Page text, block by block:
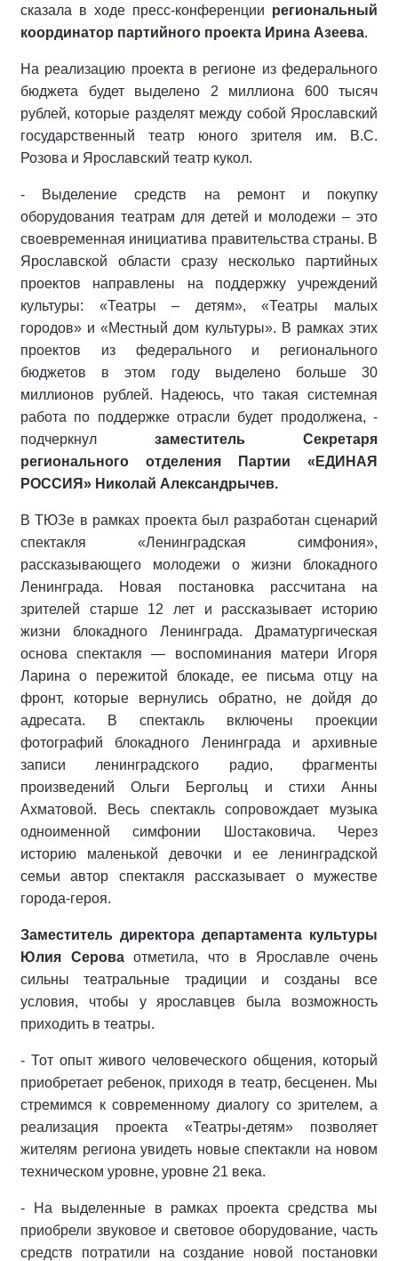
сказала в ходе пресс-конференции региональный
координатор партийного проекта Ирина Азеева.
На реализацию проекта в регионе из федерального
бюджета будет выделено 2 миллиона 600 тысяч
рублей, которые разделят между собой Ярославский
государственный театр юного зрителя им. В.С.
Розова и Ярославский театр кукол.
- Выделение средств на ремонт и покупку
оборудования театрам для детей и молодежи – это
своевременная инициатива правительства страны. В
Ярославской области сразу несколько партийных
проектов направлены на поддержку учреждений
культуры: «Театры – детям», «Театры малых
городов» и «Местный дом культуры». В рамках этих
проектов из федерального и регионального
бюджетов в этом году выделено больше 30
миллионов рублей. Надеюсь, что такая системная
работа по поддержке отрасли будет продолжена, -
подчеркнул заместитель Секретаря
регионального отделения Партии «ЕДИНАЯ
РОССИЯ» Николай Александрычев.
В ТЮЗе в рамках проекта был разработан сценарий
спектакля «Ленинградская симфония»,
рассказывающего молодежи о жизни блокадного
Ленинграда. Новая постановка рассчитана на
зрителей старше 12 лет и рассказывает историю
жизни блокадного Ленинграда. Драматургическая
основа спектакля — воспоминания матери Игоря
Ларина о пережитой блокаде, ее письма отцу на
фронт, которые вернулись обратно, не дойдя до
адресата. В спектакль включены проекции
фотографий блокадного Ленинграда и архивные
записи ленинградского радио, фрагменты
произведений Ольги Бергольц и стихи Анны
Ахматовой. Весь спектакль сопровождает музыка
одноименной симфонии Шостаковича. Через
историю маленькой девочки и ее ленинградской
семьи автор спектакля рассказывает о мужестве
города-героя.
Заместитель директора департамента культуры
Юлия Сероваотметила, что в Ярославле очень
сильны театральные традиции и созданы все
условия, чтобы у ярославцев была возможность
приходить в театры.
- Тот опыт живого человеческого общения, который
приобретает ребенок, приходя в театр, бесценен. Мы
стремимся к современному диалогу со зрителем, а
реализация проекта «Театры-детям» позволяет
жителям региона увидеть новые спектакли на новом
техническом уровне, уровне 21 века.
- На выделенные в рамках проекта средства мы
приобрели звуковое и световое оборудование, часть
средств потратили на создание новой постановки